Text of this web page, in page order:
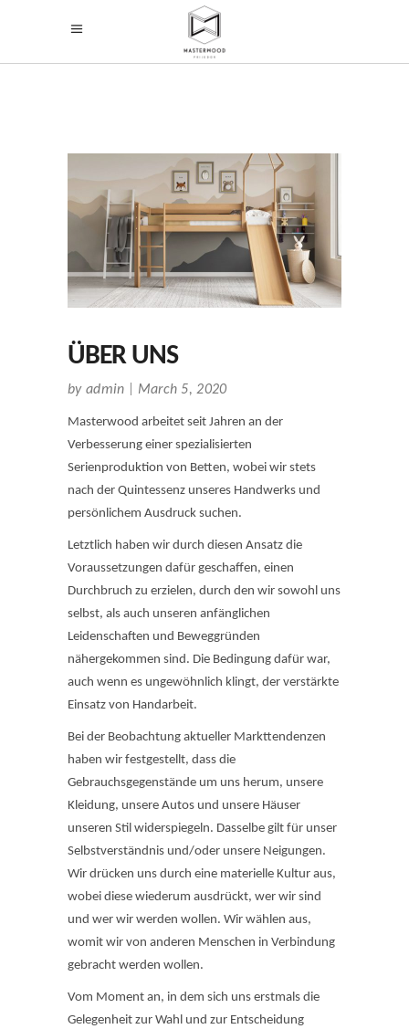
ÜBER UNS
by admin March 5, 2020
Masterwood arbeitet seit Jahren an der
Verbesserung einer spezialisierten
Serienproduktion von Betten, wobei wir stets
nach der Quintessenz unseres Handwerks und
persönlichem Ausdruck suchen.
Letztlich haben wir durch diesen Ansatz die
Voraussetzungen dafür geschaffen, einen
Durchbruch zu erzielen, durch den wir sowohl uns
selbst, als auch unseren anfänglichen
Leidenschaften und Beweggründen
nähergekommen sind. Die Bedingung dafür war,
auch wenn es ungewöhnlich klingt, der verstärkte
Einsatz von Handarbeit.
Bei der Beobachtung aktueller Markttendenzen
haben wir festgestellt, dass die
Gebrauchsgegenstände um uns herum, unsere
Kleidung, unsere Autos und unsere Häuser
unseren Stil widerspiegeln. Dasselbe gilt für unser
Selbstverständnis und/oder unsere Neigungen.
Wir drücken uns durch eine materielle Kultur aus,
wobei diese wiederum ausdrückt, wer wir sind
und wer wir werden wollen. Wir wählen aus,
womit wir von anderen Menschen in Verbindung
gebracht werden wollen.
Vom Moment an, in dem sich uns erstmals die
Gelegenheit zur Wahl und zur Entscheidung